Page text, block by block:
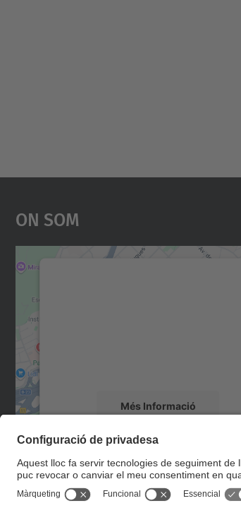
On Som
Més Informació
Accepta
powered byUsercentrics Consent